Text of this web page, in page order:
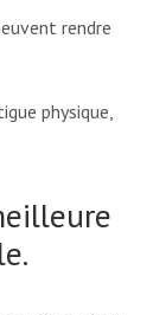
rendre
physique,